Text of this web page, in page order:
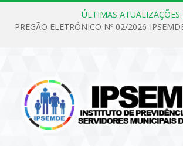
ÚLTIMAS ATUALIZAÇÕES: